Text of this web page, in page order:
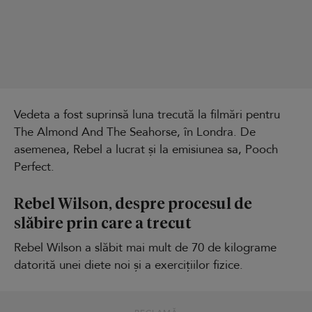
Vedeta a fost suprinsă luna trecută la filmări pentru
The Almond And The Seahorse, în Londra. De
asemenea, Rebel a lucrat și la emisiunea sa, Pooch
Perfect.
Rebel Wilson, despre procesul de
slăbire prin care a trecut
Rebel Wilson a slăbit mai mult de 70 de kilograme
datorită unei diete noi și a exercițiilor fizice.